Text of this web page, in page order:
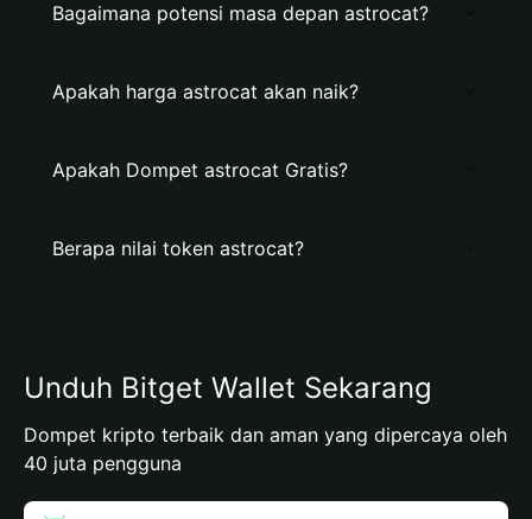
Bagaimana potensi masa depan astrocat?
Apakah harga astrocat akan naik?
Apakah Dompet astrocat Gratis?
Berapa nilai token astrocat?
Unduh Bitget Wallet Sekarang
Dompet kripto terbaik dan aman yang dipercaya oleh
40 juta pengguna